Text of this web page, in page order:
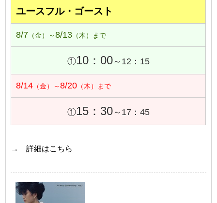
ユースフル・ゴースト
8/7 （金）～8/13 （木）まで
①10：00～12：15
8/14 （金）～8/20 （木）まで
①15：30～17：45
→ 詳細はこちら